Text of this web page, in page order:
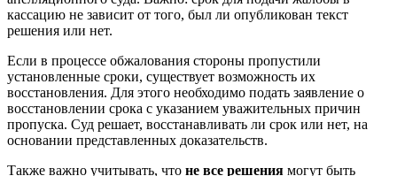
кассацию не зависит от того, был ли опубликован текст
решения или нет.
Если в процессе обжалования стороны пропустили
установленные сроки, существует возможность их
восстановления. Для этого необходимо подать заявление о
восстановлении срока с указанием уважительных причин
пропуска. Суд решает, восстанавливать ли срок или нет, на
основании представленных доказательств.
Также важно учитывать, что не все решения могут быть